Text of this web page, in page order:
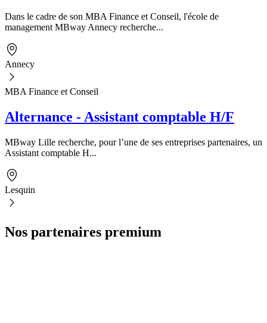
Dans le cadre de son MBA Finance et Conseil, l'école de
management MBway Annecy recherche...
Annecy
MBA Finance et Conseil
Alternance - Assistant comptable H/F
MBway Lille recherche, pour l’une de ses entreprises partenaires, un
Assistant comptable H...
Lesquin
Nos partenaires premium